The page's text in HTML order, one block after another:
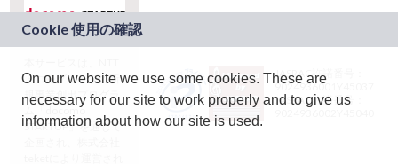
ドコモグループの新
規事業創出プログラ
ム「docomo
STARTUP」を通じて
JASRAC許諾番号：
9024936001Y45037
JASRAC許諾番号：
On our website we use some cookies. These are
necessary for our site to work properly and to give us
information about how our site is used.